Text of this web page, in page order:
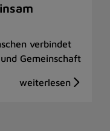
verbindet
Gemeinschaft